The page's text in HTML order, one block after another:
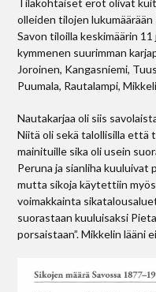
olleiden tilojen
Savon tiloilla keskimäärin
kymmenen suurimman
Joroinen, Kangasniemi,
Puumala, Rautalampi,
Nautakarjaa oli siis
Niitä oli sekä talollisilla että
mainituille sika oli usein
Peruna ja sianliha
mutta sikoja käytettiin
voimakkainta
suorastaan kuuluisaksi
porsaistaan”. Mikkelin lääni